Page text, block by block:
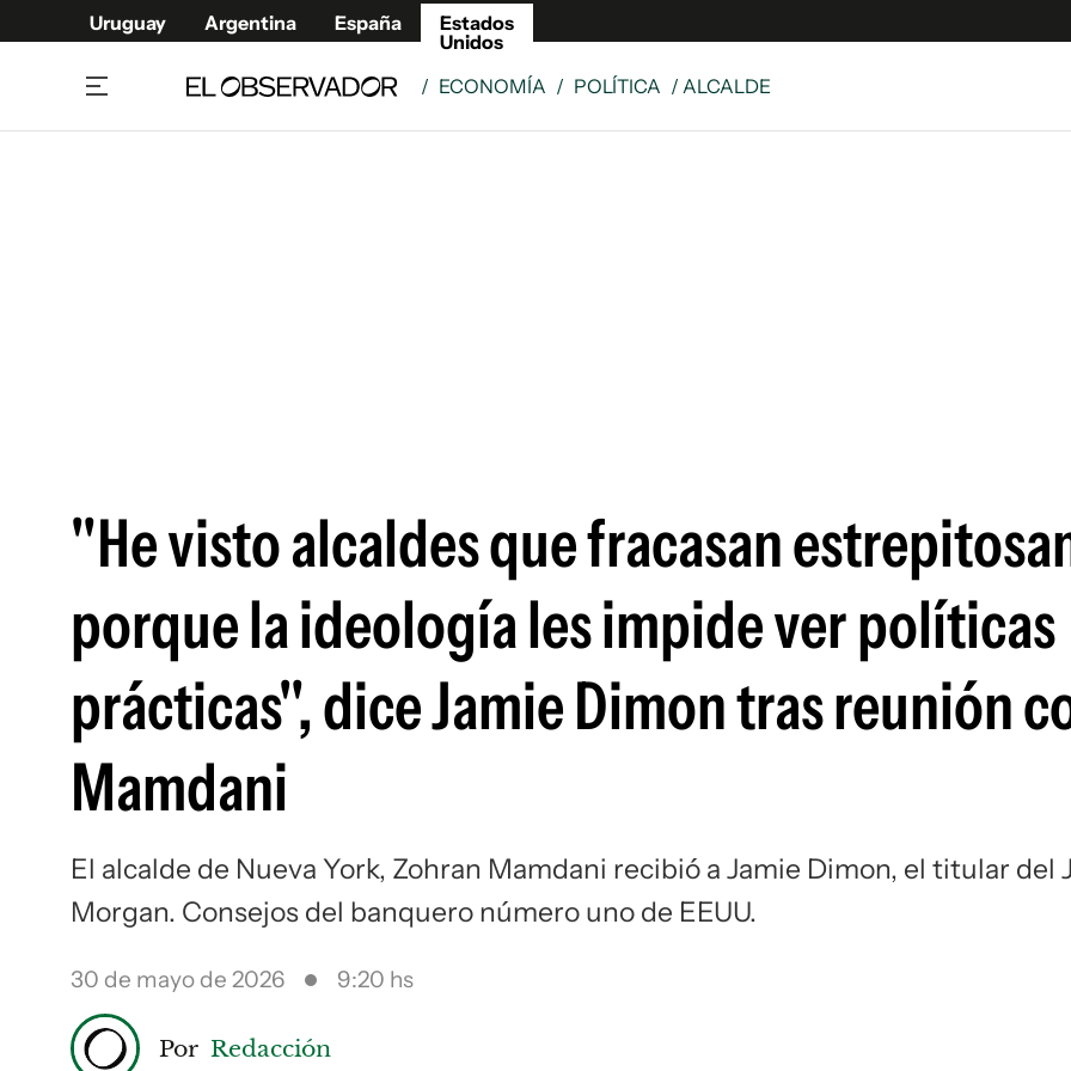
Uruguay Argentina España
Estados
Unidos
/ ECONOMÍA / POLÍTICA / ALCALDE
"He visto alcaldes que fracasan
porque la ideología les impide ver políticas
prácticas", dice Jamie Dimon tras reunión
Mamdani
El alcalde de Nueva York, Zohran Mamdani recibió a Jamie Dimon, el titular del
Morgan. Consejos del banquero número uno de EEUU.
30 de mayo de 2026 9:20 hs
Por Redacción